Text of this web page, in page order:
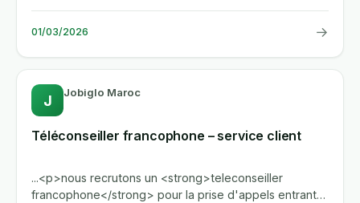
service client...
01/03/2026 →
J Jobiglo Maroc
Téléconseiller francophone – service client
...<p>nous recrutons un <strong>teleconseiller
francophone</strong> pour la prise d'appels entrants